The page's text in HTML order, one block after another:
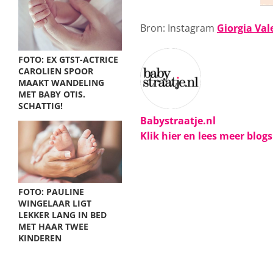
FOTO: EX GTST-ACTRICE
CAROLIEN SPOOR
MAAKT WANDELING
MET BABY OTIS.
SCHATTIG!
FOTO: PAULINE
WINGELAAR LIGT
LEKKER LANG IN BED
MET HAAR TWEE
KINDEREN
Bron: Instagram Giorgia
Babystraatje.nl
Klik hier en lees meer